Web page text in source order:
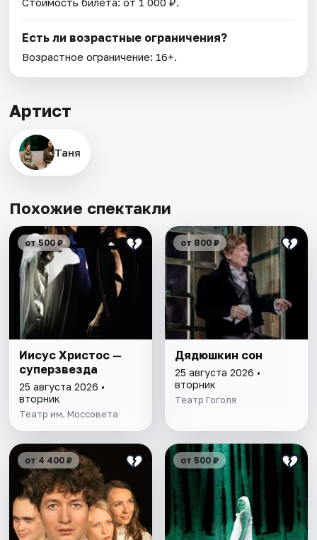
Есть ли возрастные ограничения?
Возрастное ограничение: 16+.
Артист
Таня
Похожие спектакли
от 500 ₽
Иисус Христос —
суперзвезда
25 августа 2026 •
вторник
Театр им. Моссовета
от 800 ₽
Дядюшкин сон
25 августа 2026 •
вторник
Театр Гоголя
от 4 400 ₽ от 500 ₽